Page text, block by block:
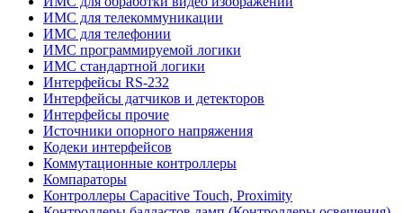
ИМС для телекоммуникации
ИМС для телефонии
ИМС программируемой логики
ИМС стандартной логики
Интерфейсы RS-232
Интерфейсы датчиков и детекторов
Интерфейсы прочие
Источники опорного напряжения
Кодеки интерфейсов
Коммутационные контроллеры
Компараторы
Контроллеры Capacitive Touch, Proximity